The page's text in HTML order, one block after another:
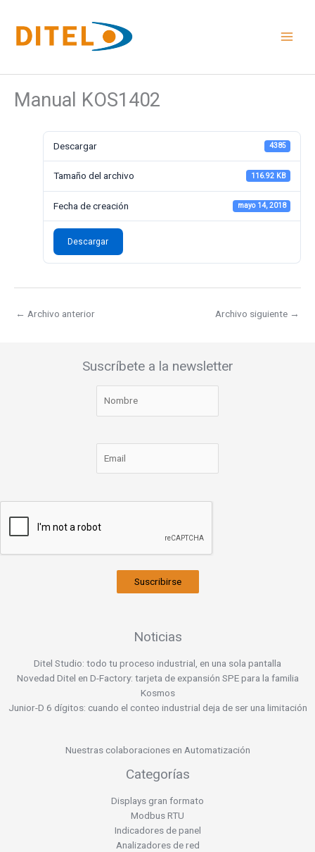
contenido
Manual KOS1402
Descargar 4385
Tamaño del archivo 116.92 KB
Fecha de creación mayo 14, 2018
Descargar
← Archivo anterior Archivo siguiente →
Suscríbete a la newsletter
Suscribirse
Noticias
Ditel Studio: todo tu proceso industrial, en una sola pantalla
Novedad Ditel en D-Factory: tarjeta de expansión SPE para la familia
Kosmos
Junior-D 6 dígitos: cuando el conteo industrial deja de ser una limitación
Nuestras colaboraciones en Automatización
Categorías
Displays gran formato
Modbus RTU
Indicadores de panel
Analizadores de red